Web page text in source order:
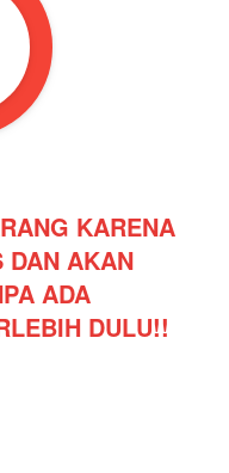
KARENA
DAN AKAN
ADA
DULU!!